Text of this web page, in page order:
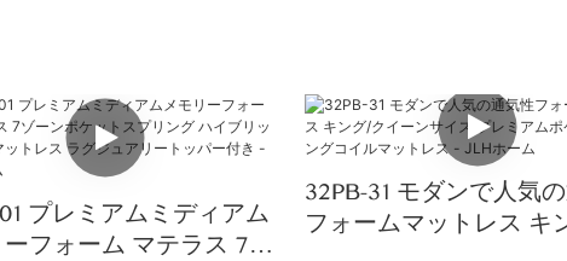
プレミアムミディアム
ーフォーム マテラス 7ゾ
32PB-31 モダンで人気
フォームマットレス キ